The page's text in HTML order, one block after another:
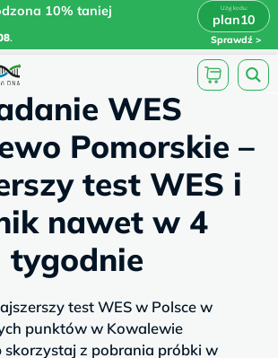
10% taniej
.
plan10
Sprawdź
10% taniej
plan10 x
WES
Pomorskie –
test WES i
nawet w 4
tygodnie
test WES w Polsce w
punktów w Kowalewie
skorzystaj z pobrania próbki w